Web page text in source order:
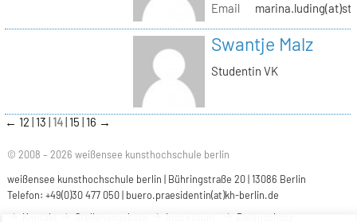
Email
Swantje Malz
Studentin VK
← 12 13 14 15 16 →
© 2008 – 2026 weißensee kunsthochschule berlin
weißensee kunsthochschule berlin | Bühringstraße 20 | 13086 Berlin
Telefon: +49(0)30 477 050 | buero.praesidentin(at)kh-berlin.de
Kontakt
Stellenangebote Impressum Datenschutz